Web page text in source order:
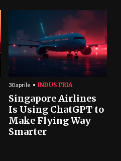
30 aprile INDUSTRIA
Singapore Airlines
Is Using ChatGPT to
Make Flying Way
Smarter